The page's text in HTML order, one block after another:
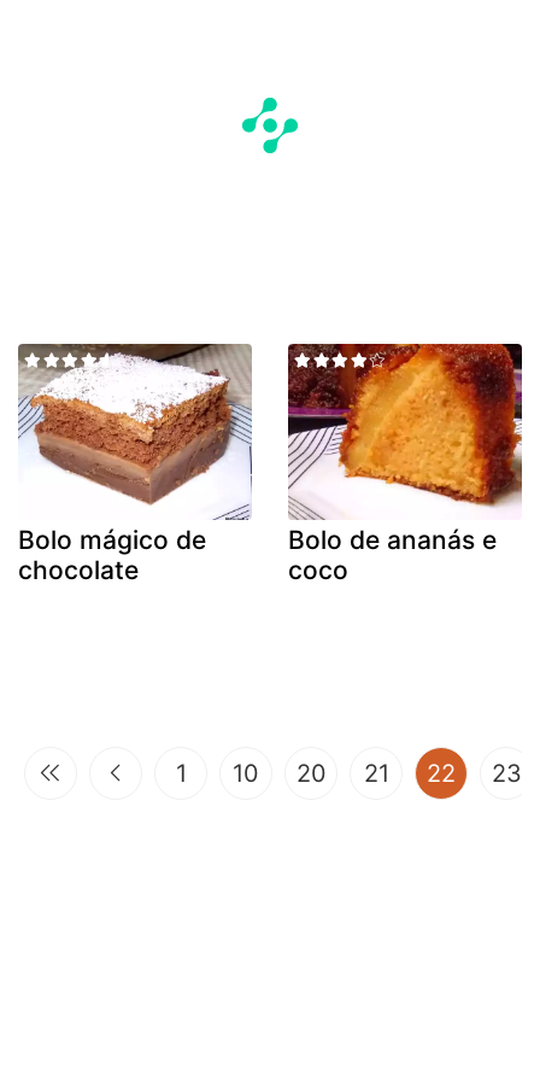
Bolo mágico de
chocolate
Bolo de ananás e
coco
1 10 20 21 22 23